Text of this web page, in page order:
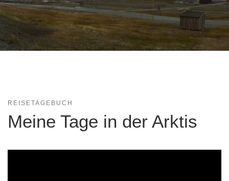
REISETAGEBUCH
Meine Tage in der Arktis